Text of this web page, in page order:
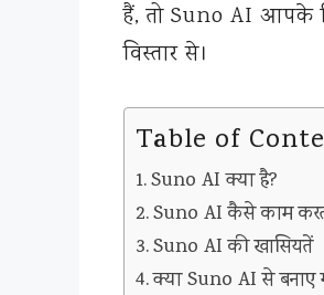
हैं, तो Suno AI आपके
विस्तार से।
Table of
Suno AI क्या है?
Suno AI कैसे काम
Suno AI की खासियतें
क्या Suno AI से